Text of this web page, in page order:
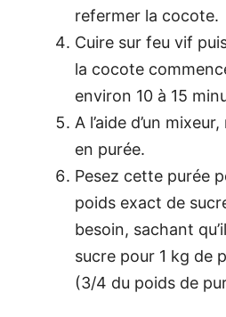
refermer la cocote.
Cuire sur feu vif
la cocote
environ 10 à 15
A l’aide d’un
en purée.
Pesez cette purée
poids exact de
besoin, sachant
sucre pour 1 kg de
(3/4 du poids de